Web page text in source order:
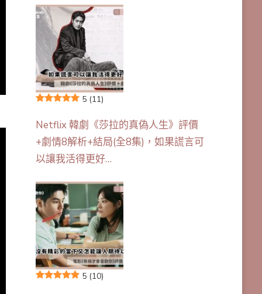
5 (11)
Netflix 韓劇《莎拉的真偽人生》評價
+劇情8解析+結局(全8集)，如果謊言可
以讓我活得更好…
5 (10)